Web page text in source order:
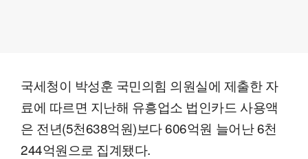
국세청이 박성훈 국민의힘 의원실에 제출한 자
료에 따르면 지난해 유흥업소 법인카드 사용액
은 전년(5천638억원)보다 606억원 늘어난 6천
244억원으로 집계됐다.